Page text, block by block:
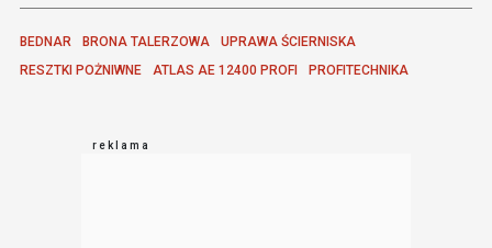
BEDNAR BRONA TALERZOWA
UPRAWA ŚCIERNISKA
RESZTKI POŻNIWNE
ATLAS AE 12400 PROFI PROFITECHNIKA